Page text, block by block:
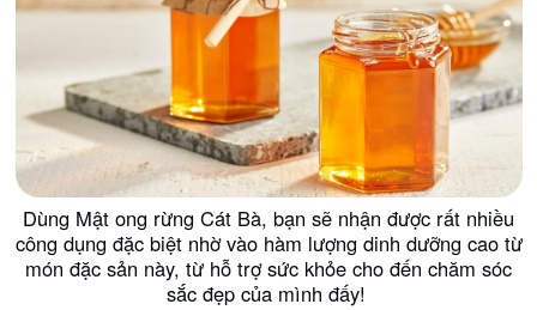
Dùng Mật ong rừng Cát Bà, bạn sẽ nhận được rất nhiều
công dụng đặc biệt nhờ vào hàm lượng dinh dưỡng cao từ
món đặc sản này, từ hỗ trợ sức khỏe cho đến chăm sóc
sắc đẹp của mình đấy!